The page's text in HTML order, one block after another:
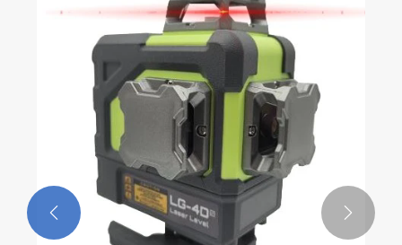
 